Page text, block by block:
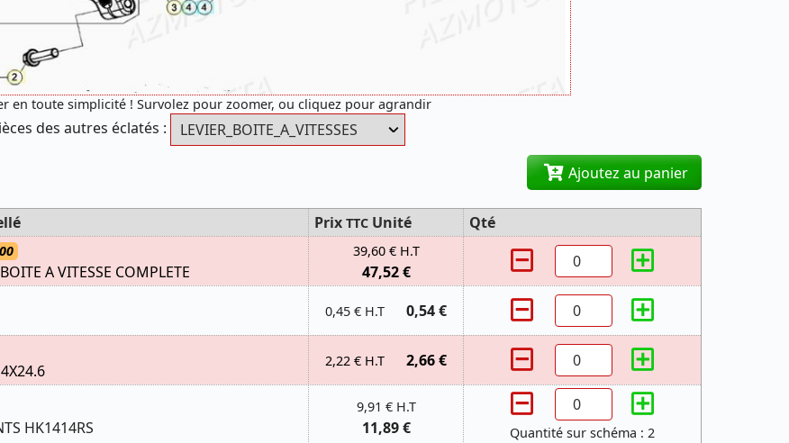
en toute simplicité ! Survolez pour zoomer, ou cliquez pour agrandir
des autres éclatés :
Ajoutez au panier
Prix TTC Unité
Qté
A VITESSE COMPLETE
39,60 € H.T
47,52 €
0,45 € H.T 0,54 €
2,22 € H.T 2,66 €
HK1414RS
9,91 € H.T
11,89 € Quantité sur schéma : 2